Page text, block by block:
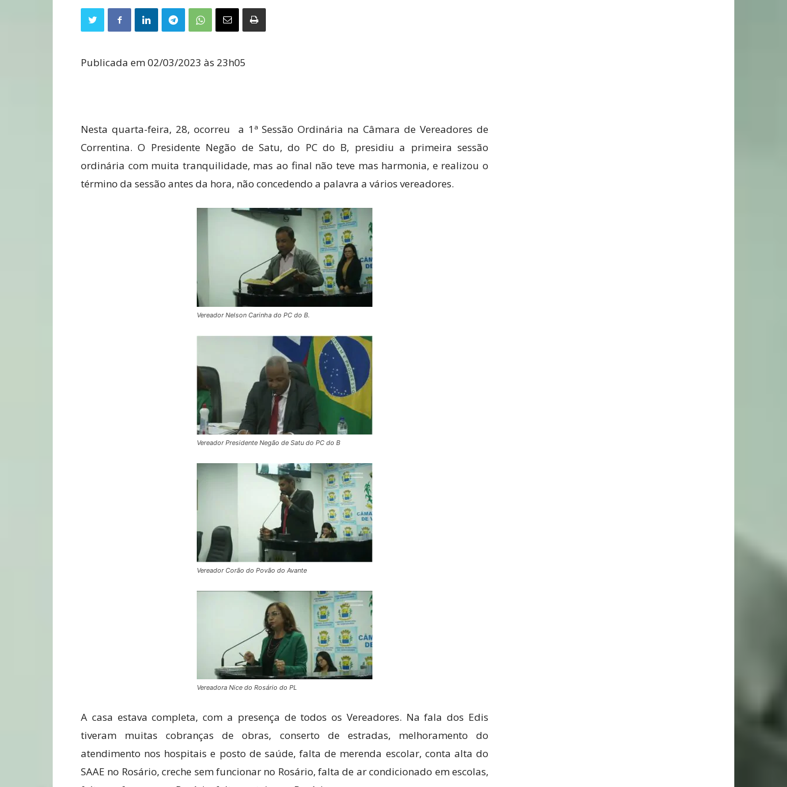
Publicada em 02/03/2023 às 23h05
Nesta quarta-feira, 28, ocorreu a 1ª Sessão Ordinária na Câmara de Vereadores de
Correntina. O Presidente Negão de Satu, do PC do B, presidiu a primeira sessão
ordinária com muita tranquilidade, mas ao final não teve mas harmonia, e realizou o
término da sessão antes da hora, não concedendo a palavra a vários vereadores.
Vereador Nelson Carinha do PC do B.
Vereador Presidente Negão de Satu do PC do B
Vereador Corão do Povão do Avante
Vereadora Nice do Rosário do PL
A casa estava completa, com a presença de todos os Vereadores. Na fala dos Edis
tiveram muitas cobranças de obras, conserto de estradas, melhoramento do
atendimento nos hospitais e posto de saúde, falta de merenda escolar, conta alta do
SAAE no Rosário, creche sem funcionar no Rosário, falta de ar condicionado em escolas,